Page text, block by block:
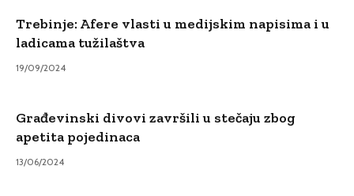
Trebinje: Afere vlasti u medijskim napisima i u
ladicama tužilaštva
19/09/2024
Građevinski divovi završili u stečaju zbog
apetita pojedinaca
13/06/2024